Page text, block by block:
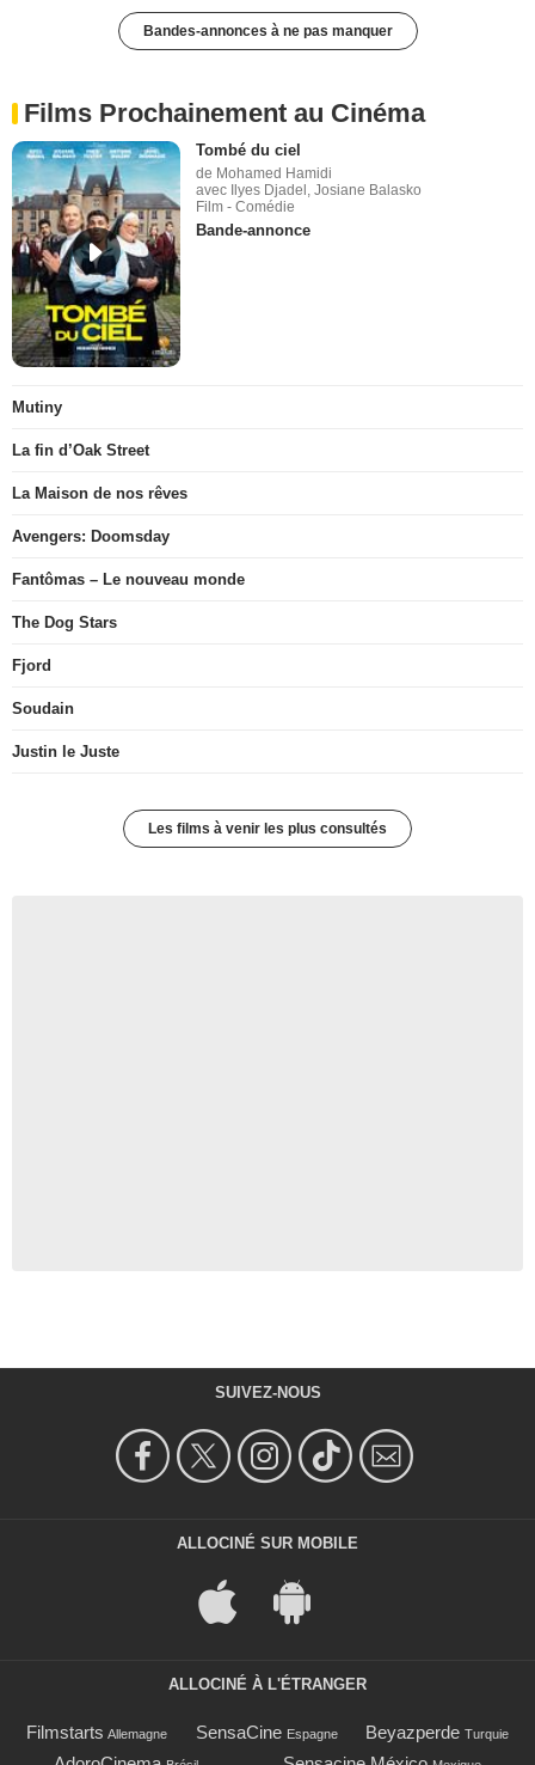
Bandes-annonces à ne pas manquer
Films Prochainement au Cinéma
Tombé du ciel
de Mohamed Hamidi
avec Ilyes Djadel, Josiane Balasko
Film - Comédie
Bande-annonce
Mutiny
La fin d’Oak Street
La Maison de nos rêves
Avengers: Doomsday
Fantômas – Le nouveau monde
The Dog Stars
Fjord
Soudain
Justin le Juste
Les films à venir les plus consultés
SUIVEZ-NOUS
ALLOCINÉ SUR MOBILE
ALLOCINÉ À L'ÉTRANGER
Filmstarts Allemagne SensaCine Espagne Beyazperde Turquie